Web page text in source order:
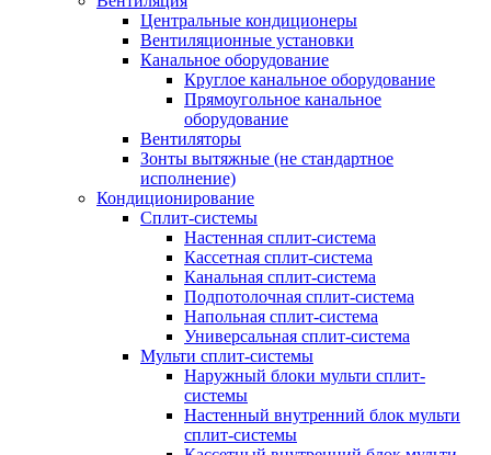
Центральные кондиционеры
Вентиляционные установки
Канальное оборудование
Круглое канальное оборудование
Прямоугольное канальное
оборудование
Вентиляторы
Зонты вытяжные (не стандартное
исполнение)
Кондиционирование
Сплит-системы
Настенная сплит-система
Кассетная сплит-система
Канальная сплит-система
Подпотолочная сплит-система
Напольная сплит-система
Универсальная сплит-система
Мульти сплит-системы
Наружный блоки мульти сплит-
системы
Настенный внутренний блок мульти
сплит-системы